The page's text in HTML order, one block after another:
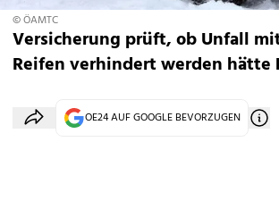
© ÖAMTC
Versicherung prüft, ob Unfall
Reifen verhindert werden hätte
OE24 AUF GOOGLE BEVORZUGEN